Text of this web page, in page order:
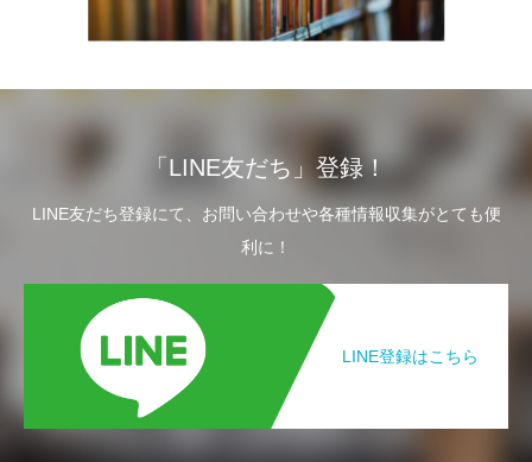
「LINE友だち」登録！
LINE友だち登録にて、お問い合わせや各種情報収集がとても便
利に！
LINE登録はこちら